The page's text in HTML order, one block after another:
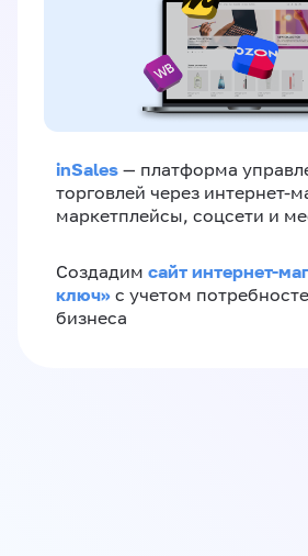
inSales — платформа
торговлей через интернет-
маркетплейсы, соцсети и
Создадим сайт интернет-
ключ» с учетом
бизнеса